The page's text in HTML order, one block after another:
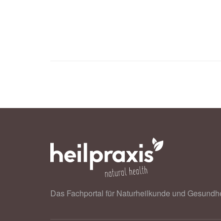
Das Fachportal für Naturheilkunde und